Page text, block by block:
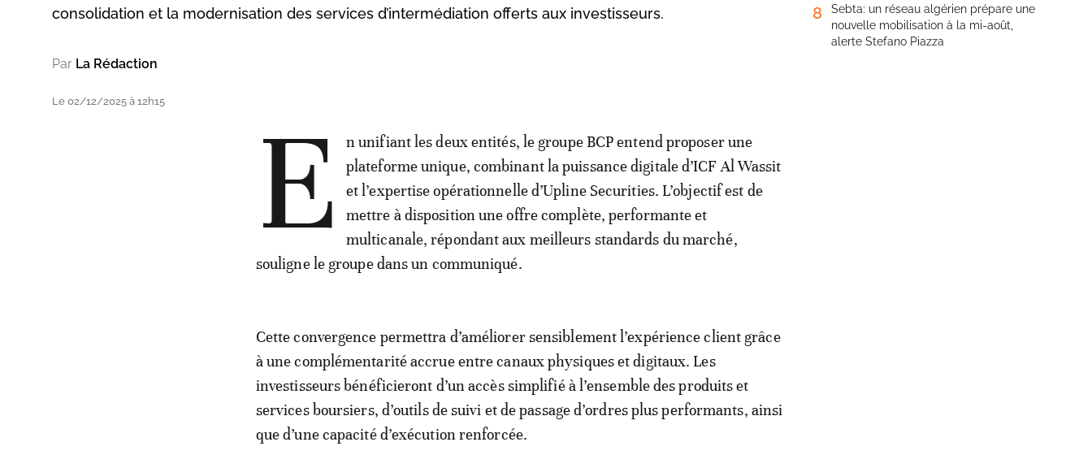
consolidation et la modernisation des services d’intermédiation offerts aux investisseurs.
Par La Rédaction
Le 02/12/2025 à 12h15 E
n unifiant les deux entités, le groupe BCP entend proposer une
plateforme unique, combinant la puissance digitale d’ICF Al Wassit
et l’expertise opérationnelle d’Upline Securities. L’objectif est de
mettre à disposition une offre complète, performante et
multicanale, répondant aux meilleurs standards du marché,
souligne le groupe dans un communiqué.
Cette convergence permettra d’améliorer sensiblement l’expérience client grâce
à une complémentarité accrue entre canaux physiques et digitaux. Les
investisseurs bénéficieront d’un accès simplifié à l’ensemble des produits et
services boursiers, d’outils de suivi et de passage d’ordres plus performants, ainsi
que d’une capacité d’exécution renforcée.
8
Sebta: un réseau algérien prépare une
nouvelle mobilisation à la mi-août,
alerte Stefano Piazza